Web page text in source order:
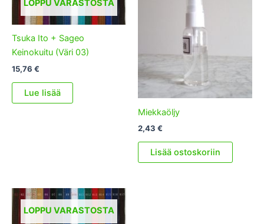
LOPPU VARASTOSTA
Tsuka Ito + Sageo
Keinokuitu (Väri 03)
15,76 €
Lue lisää
Miekkaöljy
2,43 €
Lisää ostoskoriin
LOPPU VARASTOSTA